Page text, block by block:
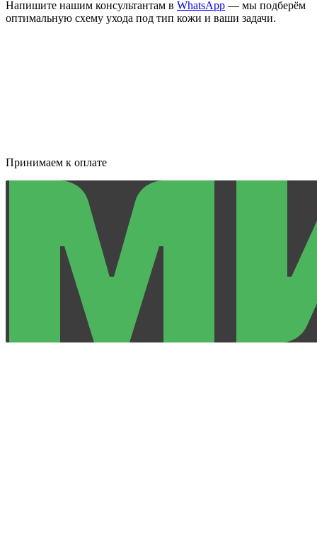
Напишите нашим консультантам в WhatsApp — мы подберём
оптимальную схему ухода под тип кожи и ваши задачи.
Принимаем к оплате